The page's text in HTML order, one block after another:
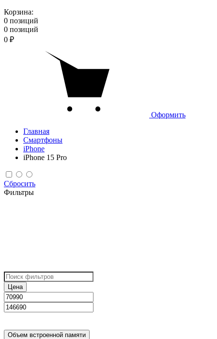
Корзина:
0 позиций
0 позиций
0 ₽
Оформить
Главная
Смартфоны
iPhone
iPhone 15 Pro
Сбросить
Фильтры
Цена
Объем встроенной памяти